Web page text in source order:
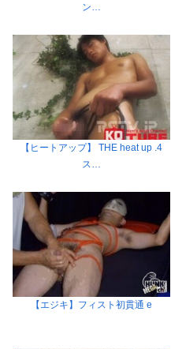
ン…
【ヒートアップ】 THE heat up .4
ス…
【エジキ】フィスト初貫通 e